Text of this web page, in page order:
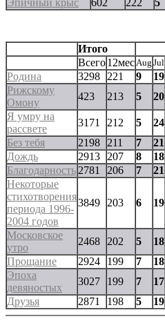
Итого
Всего12мес Aug Jul
Родина 3298 221 9 19
Рижскому
Омону
423 213 5 20
Я умру на
рассвете
3171 212 5 24
Без тебя
2198 211 7 21
Дождь
2913 207 8 18
Благодарность 2781 206 7 21
Некоторые
стихотворения
периода 1996-
2004 годов
3849 203 6 19
Московское
утро
2468 202 5 18
Прощание
2924 199 7 18
Эпоха
девяностых
3027 199 7 17
Друзья
2871 198 5 19